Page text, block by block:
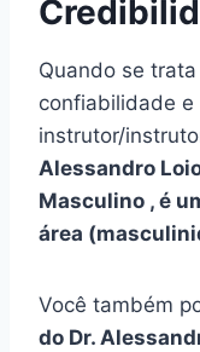
Quando se
confiabilidade
instrutor/
Alessandro
Masculino , é
área
Você também
do Dr.